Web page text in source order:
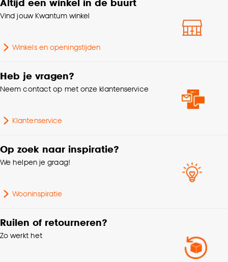
klikken.
Goed om te weten is dat je deze keuze altijd nog
kan aanpassen, bekijk hiervoor onze
Normaal woongebruik
Geschikt voor ruimte
Woonkamer, Eetkamer,
Serie
Samenstelling
met papier fineer en
Vind jouw Kwantum winkel
Winkels en openingstijden
Heb je vragen?
Neem contact op met onze klantenservice
Klantenservice
Op zoek naar inspiratie?
We helpen je graag!
Wooninspiratie
Ruilen of retourneren?
Zo werkt het